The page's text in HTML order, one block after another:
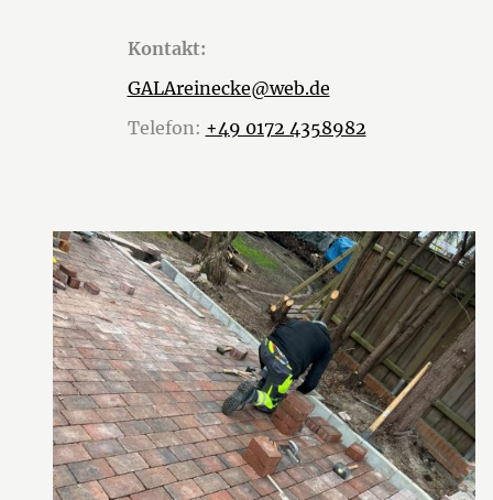
Kontakt:
GALAreinecke@web.de
Telefon: +49 0172 4358982